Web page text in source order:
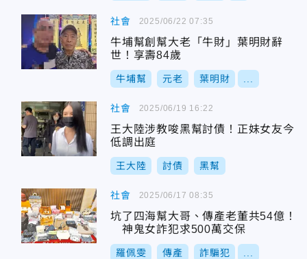
社會
牛埔幫創幫大老「牛財」葉明財辭
世！享壽84歲
牛埔幫 元老 葉明財
2025/06/22 07:35
社會
王大陸涉教唆黑幫討債！正妹女友今
低調出庭
王大陸 討債 黑幫
2025/06/19 16:22
社會
坑了四海幫大哥、傳產老董共54億！
神鬼女詐犯求500萬交保
羅佩雯 傳產 詐騙犯
2025/06/17 08:35